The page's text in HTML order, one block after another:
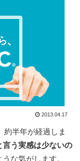
2013.04.17
約半年が経過しま
言う実感は少ないの
うな気がします。